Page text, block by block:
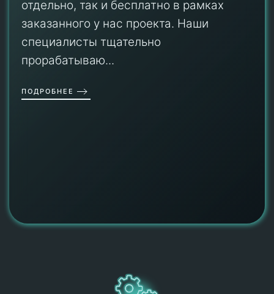
отдельно, так и бесплатно в рамках
заказанного у нас проекта. Наши
специалисты тщательно
прорабатываю...
ПОДРОБНЕЕ